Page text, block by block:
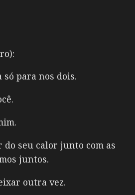
para nos dois.
do seu calor junto com as
juntos.
outra vez.